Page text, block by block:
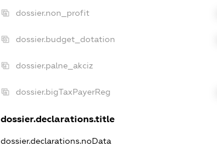
dossier.non_profit
dossier.budget_dotation
dossier.palne_akciz
dossier.bigTaxPayerReg
dossier.declarations.title
dossier.declarations.noData